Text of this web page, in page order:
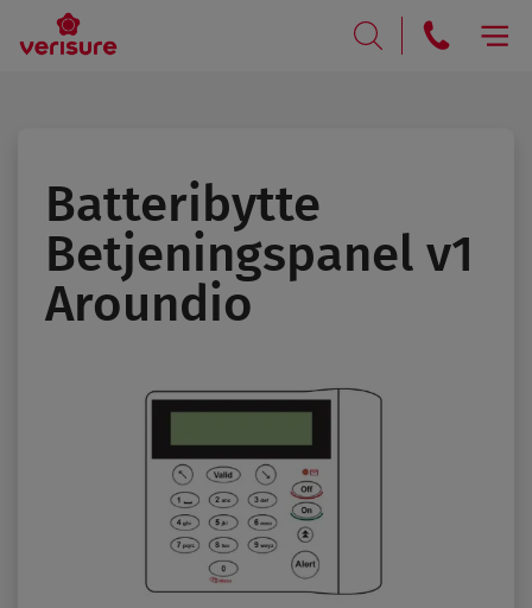
Batteribytte
Betjenings­panel v1
Aroundio